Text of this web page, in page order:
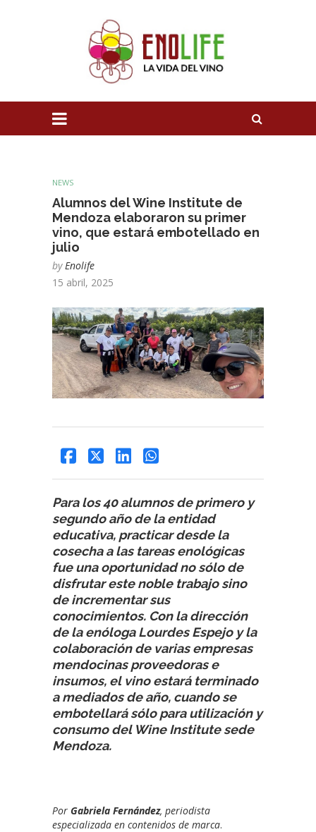
NEWS
Alumnos del Wine Institute de
Mendoza elaboraron su primer
vino, que estará embotellado en
julio
by Enolife
15 abril, 2025
Para los 40 alumnos de primero y
segundo año de la entidad
educativa, practicar desde la
cosecha a las tareas enológicas
fue una oportunidad no sólo de
disfrutar este noble trabajo sino
de incrementar sus
conocimientos. Con la dirección
de la enóloga Lourdes Espejo y la
colaboración de varias empresas
mendocinas proveedoras e
insumos, el vino estará terminado
a mediados de año, cuando se
embotellará sólo para utilización y
consumo del Wine Institute sede
Mendoza.
Por Gabriela Fernández, periodista
especializada en contenidos de marca.